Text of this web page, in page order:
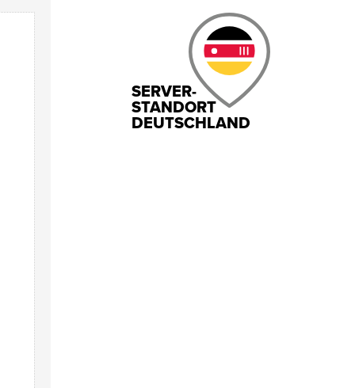
SERVER-
STANDORT
DEUTSCHLAND